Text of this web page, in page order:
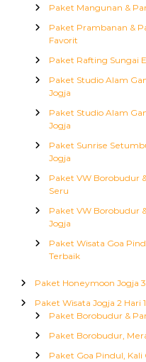
Paket Mangunan &
Paket Prambanan &
Favorit
Paket Rafting Sungai
Paket Studio Alam
Jogja
Paket Studio Alam
Jogja
Paket Sunrise
Jogja
Paket VW Borobudur
Seru
Paket VW Borobudur
Jogja
Paket Wisata Goa
Terbaik
Paket Honeymoon Jogja
Paket Wisata Jogja 2 Hari
Paket Borobudur &
Paket Borobudur,
Paket Goa Pindul, Kali